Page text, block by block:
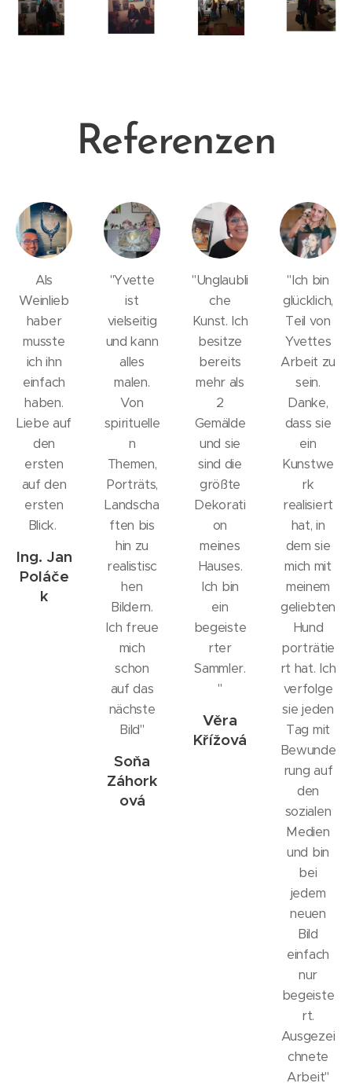
Referenzen
Als
Weinlieb
haber
musste
ich ihn
einfach
haben.
Liebe auf
den
ersten
auf den
ersten
Blick.
Ing. Jan
Poláče
k
"Yvette
ist
vielseitig
und kann
alles
malen.
Von
spirituelle
n
Themen,
Porträts,
Landscha
ften bis
hin zu
realistisc
hen
Bildern.
Ich freue
mich
schon
auf das
nächste
Bild"
Soňa
Záhork
ová
"Unglaubli
che
Kunst. Ich
besitze
bereits
mehr als
2
Gemälde
und sie
sind die
größte
Dekorati
on
meines
Hauses.
Ich bin
ein
begeiste
rter
Sammler.
"
Věra
Křížová
"Ich bin
glücklich,
Teil von
Yvettes
Arbeit zu
sein.
Danke,
dass sie
ein
Kunstwe
rk
realisiert
hat, in
dem sie
mich mit
meinem
geliebten
Hund
porträtie
rt hat. Ich
verfolge
sie jeden
Tag mit
Bewunde
rung auf
den
sozialen
Medien
und bin
bei
jedem
neuen
Bild
einfach
nur
begeiste
rt.
Ausgezei
chnete
Arbeit"